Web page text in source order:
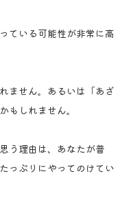
ている可能性が非常に高
ません。あるいは「あざ
もしれません。
う理由は、あなたが普
っぷりにやってのけてい